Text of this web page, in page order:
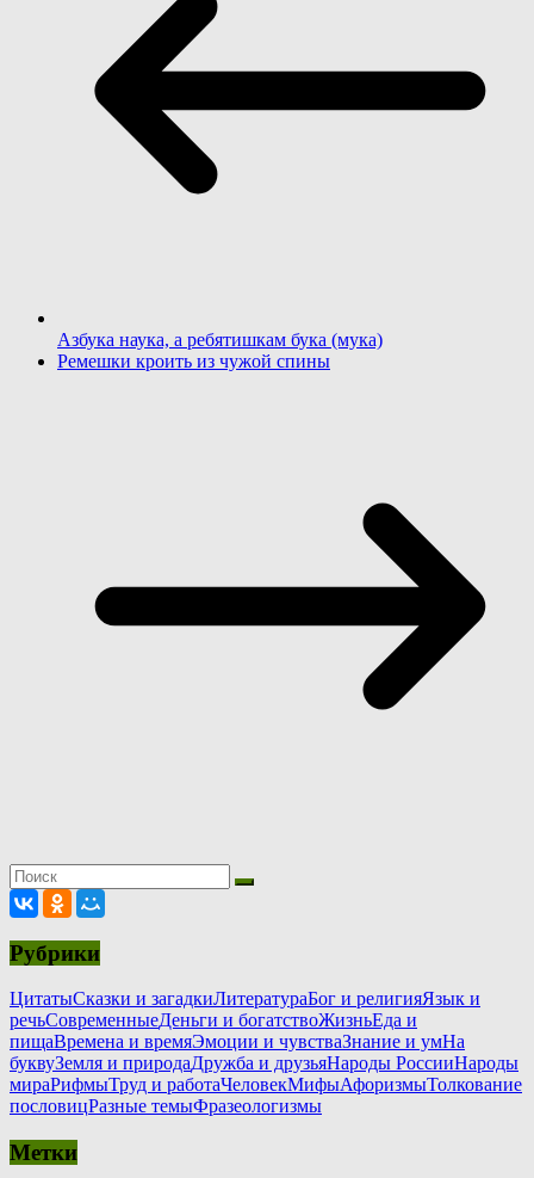
Азбука наука, а ребятишкам бука (мука)
Ремешки кроить из чужой спины
Рубрики
ЦитатыСказки и загадкиЛитератураБог и религияЯзык и
речьСовременныеДеньги и богатствоЖизньЕда и
пищаВремена и времяЭмоции и чувстваЗнание и умНа
буквуЗемля и природаДружба и друзьяНароды РоссииНароды
мираРифмыТруд и работаЧеловекМифыАфоризмыТолкование
пословицРазные темыФразеологизмы
Метки